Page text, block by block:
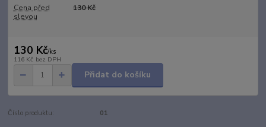
Cena před
slevou
130 Kč
130 Kč/ks
116 Kč bez DPH
Přidat do košíku
Číslo produktu: 01